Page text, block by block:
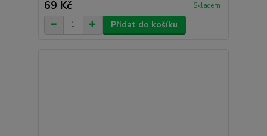
69 Kč Skladem
Přidat do košíku